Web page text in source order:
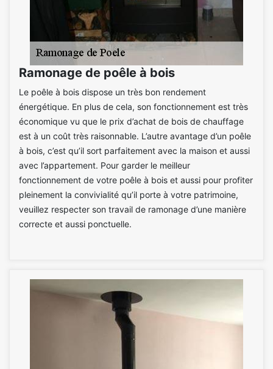
Ramonage de poêle à bois
Le poêle à bois dispose un très bon rendement
énergétique. En plus de cela, son fonctionnement est très
économique vu que le prix d’achat de bois de chauffage
est à un coût très raisonnable. L’autre avantage d’un poêle
à bois, c’est qu’il sort parfaitement avec la maison et aussi
avec l’appartement. Pour garder le meilleur
fonctionnement de votre poêle à bois et aussi pour profiter
pleinement la convivialité qu’il porte à votre patrimoine,
veuillez respecter son travail de ramonage d’une manière
correcte et aussi ponctuelle.